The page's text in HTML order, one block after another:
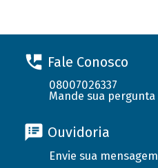
Fale Conosco
08007026337
Mande sua pergunta
Ouvidoria
Envie sua mensagem